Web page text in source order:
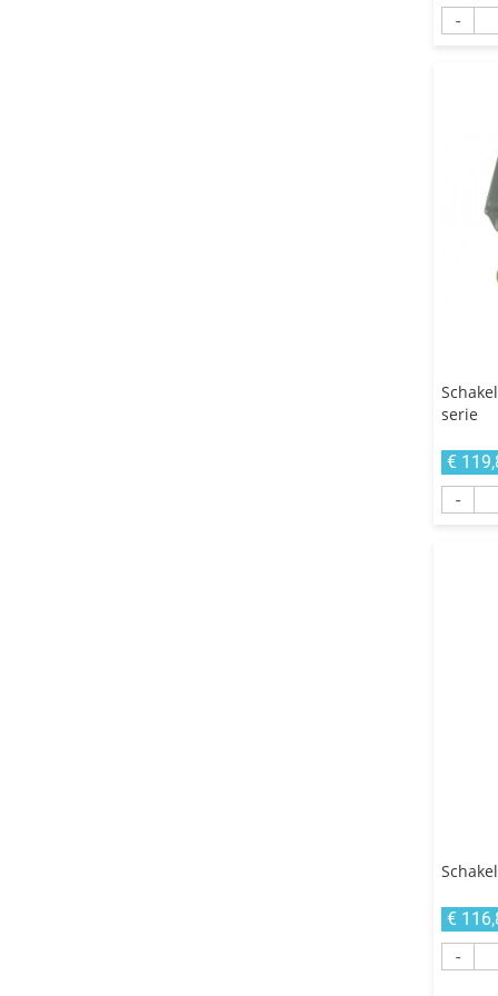
-
serie
€
-
€
-